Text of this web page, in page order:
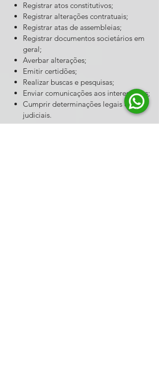
Registrar atos constitutivos;
Registrar alterações contratuais;
Registrar atas de assembleias;
Registrar documentos societários em
geral;
Averbar alterações;
Emitir certidões;
Realizar buscas e pesquisas;
Enviar comunicações aos interessados;
Cumprir determinações legais e
judiciais.